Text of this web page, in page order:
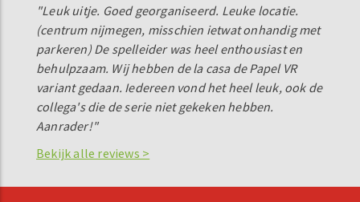
"Leuk uitje. Goed georganiseerd. Leuke locatie.
(centrum nijmegen, misschien ietwat onhandig met
parkeren) De spelleider was heel enthousiast en
behulpzaam. Wij hebben de la casa de Papel VR
variant gedaan. Iedereen vond het heel leuk, ook de
collega's die de serie niet gekeken hebben.
Aanrader!"
Bekijk alle reviews >